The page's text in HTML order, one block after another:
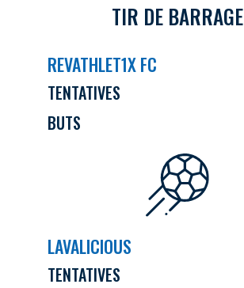
TIR DE BARRAGE
REVATHLET1X FC
TENTATIVES
BUTS
LAVALICIOUS
TENTATIVES